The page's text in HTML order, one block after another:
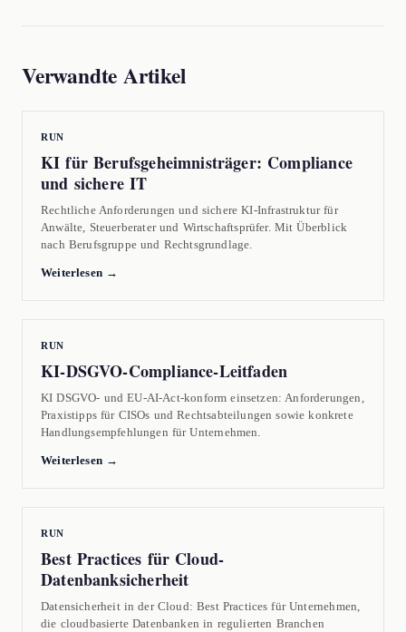
Verwandte Artikel
RUN
KI für Berufsgeheimnisträger: Compliance
und sichere IT
Rechtliche Anforderungen und sichere KI-Infrastruktur für
Anwälte, Steuerberater und Wirtschaftsprüfer. Mit Überblick
nach Berufsgruppe und Rechtsgrundlage.
Weiterlesen →
RUN
KI-DSGVO-Compliance-Leitfaden
KI DSGVO- und EU-AI-Act-konform einsetzen: Anforderungen,
Praxistipps für CISOs und Rechtsabteilungen sowie konkrete
Handlungsempfehlungen für Unternehmen.
Weiterlesen →
RUN
Best Practices für Cloud-
Datenbanksicherheit
Datensicherheit in der Cloud: Best Practices für Unternehmen,
die cloudbasierte Datenbanken in regulierten Branchen